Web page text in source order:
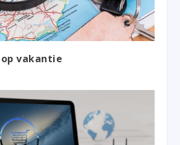
vakantie